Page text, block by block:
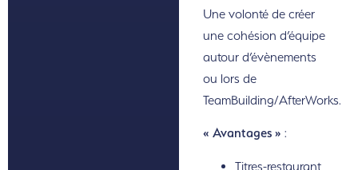
Une volonté de créer
une cohésion d’équipe
autour d’évènements
ou lors de
TeamBuilding/AfterWorks.
« Avantages » :
Titres-restaurant